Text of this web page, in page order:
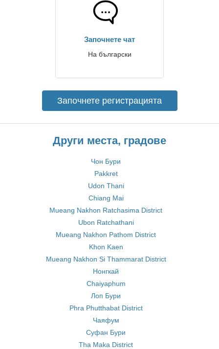
Започнете чат
На български
Започнете регистрацията
Други места, градове
Чон Бури
Pakkret
Udon Thani
Chiang Mai
Mueang Nakhon Ratchasima District
Ubon Ratchathani
Mueang Nakhon Pathom District
Khon Kaen
Mueang Nakhon Si Thammarat District
Нонгкай
Chaiyaphum
Лоп Бури
Phra Phutthabat District
Чаяфум
Суфан Бури
Tha Maka District